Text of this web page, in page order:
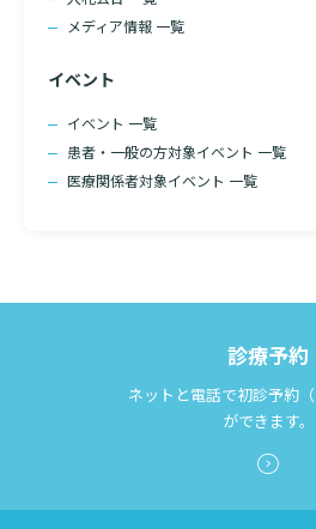
メディア情報 一覧
イベント
イベント 一覧
患者・一般の方対象イベント 一覧
医療関係者対象イベント 一覧
診療予約
ネットと電話で初診予約（
ができます。